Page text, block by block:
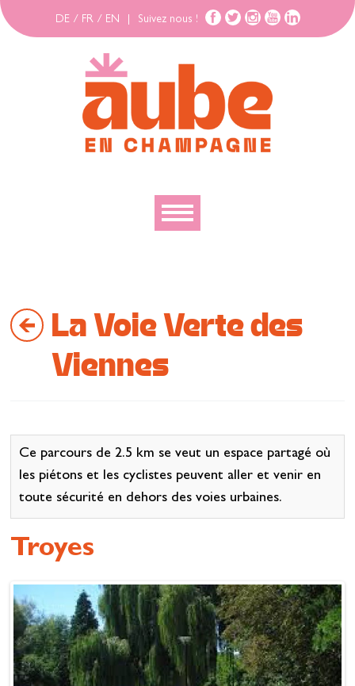
DE / FR / EN Suivez nous !
Bouger
Se loger
Se restaurer
La Voie Verte des
Viennes
Ce parcours de 2.5 km se veut un espace partagé où
les piétons et les cyclistes peuvent aller et venir en
toute sécurité en dehors des voies urbaines.
Troyes